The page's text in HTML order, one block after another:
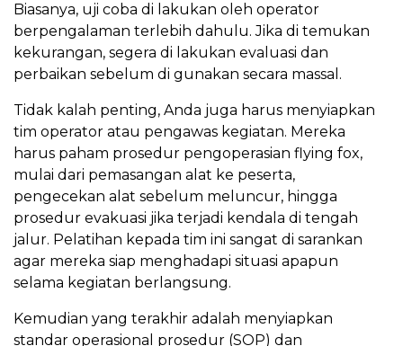
Biasanya, uji coba di lakukan oleh operator
berpengalaman terlebih dahulu. Jika di temukan
kekurangan, segera di lakukan evaluasi dan
perbaikan sebelum di gunakan secara massal.
Tidak kalah penting, Anda juga harus menyiapkan
tim operator atau pengawas kegiatan. Mereka
harus paham prosedur pengoperasian flying fox,
mulai dari pemasangan alat ke peserta,
pengecekan alat sebelum meluncur, hingga
prosedur evakuasi jika terjadi kendala di tengah
jalur. Pelatihan kepada tim ini sangat di sarankan
agar mereka siap menghadapi situasi apapun
selama kegiatan berlangsung.
Kemudian yang terakhir adalah menyiapkan
standar operasional prosedur (SOP) dan